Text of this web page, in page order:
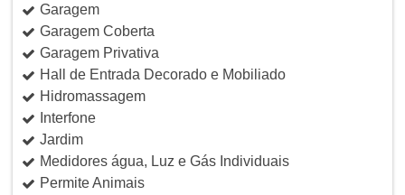
Garagem
Garagem Coberta
Garagem Privativa
Hall de Entrada Decorado e Mobiliado
Hidromassagem
Interfone
Jardim
Medidores água, Luz e Gás Individuais
Permite Animais